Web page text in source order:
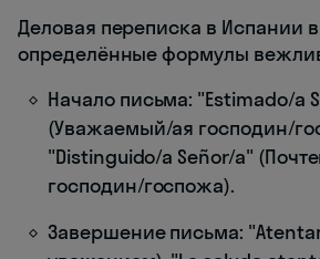
Деловая переписка в Испании
определённые формулы
Начало письма: "Estimado/a
(Уважаемый/ая господин/
"Distinguido/a Señor/a"
господин/госпожа).
Завершение письма: